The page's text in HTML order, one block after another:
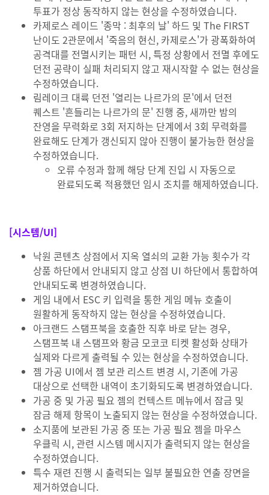
투표가 정상 동작하지 않는 현상을 수정하였습니다.
카제로스 레이드 '종막 : 최후의 날' 하드 및 The FIRST
난이도 2관문에서 '죽음의 현신, 카제로스'가 광폭화하여
공격대를 전멸시키는 패턴 시, 특정 상황에서 전멸 후에도
던전 공략이 실패 처리되지 않고 재시작할 수 없는 현상을
수정하였습니다.
림레이크 대륙 던전 '열리는 나르가의 문'에서 던전
퀘스트 '흔들리는 나르가의 문' 진행 중, 새까만 밤의
잔영을 무력화로 3회 저지하는 단계에서 3회 무력화를
완료해도 단계가 갱신되지 않아 진행이 불가능한 현상을
수정하였습니다.
오류 수정과 함께 해당 단계 진입 시 자동으로
완료되도록 적용했던 임시 조치를 해제하였습니다.
[시스템/UI]
낙원 콘텐츠 상점에서 지옥 열쇠의 교환 가능 횟수가 각
상품 하단에서 안내되지 않고 상점 UI 하단에서 통합하여
안내되도록 변경하였습니다.
게임 내에서 ESC 키 입력을 통한 게임 메뉴 호출이
원활하게 동작하지 않는 현상을 수정하였습니다.
아크랜드 스탬프북을 호출한 직후 바로 닫는 경우,
스탬프북 내 스탬프와 황금 모코코 티켓 활성화 상태가
실제와 다르게 출력될 수 있는 현상을 수정하였습니다.
젬 가공 UI에서 젬 보관 리스트 변경 시, 기존에 가공
대상으로 선택한 내역이 초기화되도록 변경하였습니다.
가공 중 및 가공 필요 젬의 컨텍스트 메뉴에서 잠금 및
잠금 해제 항목이 노출되지 않는 현상을 수정하였습니다.
소지품에 보관된 가공 중 또는 가공 필요 젬을 마우스
우클릭 시, 관련 시스템 메시지가 출력되지 않는 현상을
수정하였습니다.
특수 재련 진행 시 출력되는 일부 불필요한 연출 장면을
제거하였습니다.